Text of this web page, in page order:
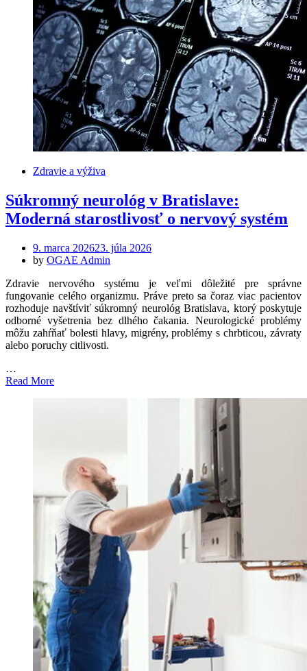
Zdravie a výživa
Súkromný neurológ v Bratislave:
Moderná starostlivosť o nervový systém
Posted
on
9. marca 202623. júla 2026
by OGAE Admin
Zdravie nervového systému je veľmi dôležité pre správne
fungovanie celého organizmu. Práve preto sa čoraz viac pacientov
rozhoduje navštíviť súkromný neurológ Bratislava, ktorý poskytuje
odborné vyšetrenia bez dlhého čakania. Neurologické problémy
môžu zahŕňať bolesti hlavy, migrény, problémy s chrbticou, závraty
alebo poruchy citlivosti.
…
Read More